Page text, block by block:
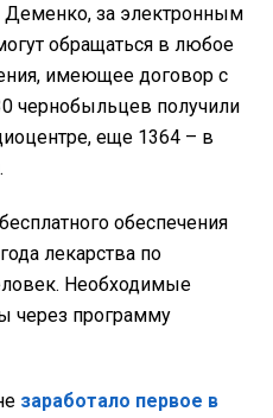
Деменко, за электронным
обращаться в любое
имеющее договор с
чернобыльцев получили
еще 1364 – в
обеспечения
лекарства по
Необходимые
через программу
заработало первое в